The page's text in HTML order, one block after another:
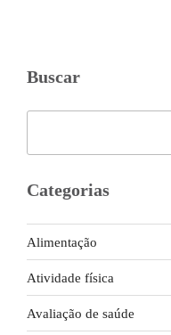
Buscar
Categorias
Alimentação
Atividade física
Avaliação de saúde